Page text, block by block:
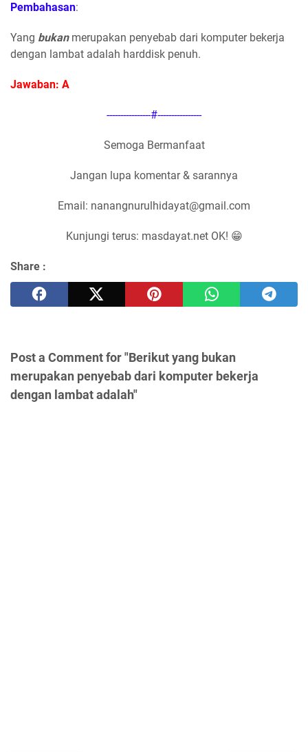
Pembahasan:
Yang bukanmerupakan penyebab dari komputer bekerja
dengan lambat adalah harddisk penuh.
Jawaban: A
----------------#----------------
Semoga Bermanfaat
Jangan lupa komentar & sarannya
Email: nanangnurulhidayat@gmail.com
Kunjungi terus: masdayat.net OK! 😁
Share :
Post a Comment for "Berikut yang bukan
merupakan penyebab dari komputer bekerja
dengan lambat adalah"